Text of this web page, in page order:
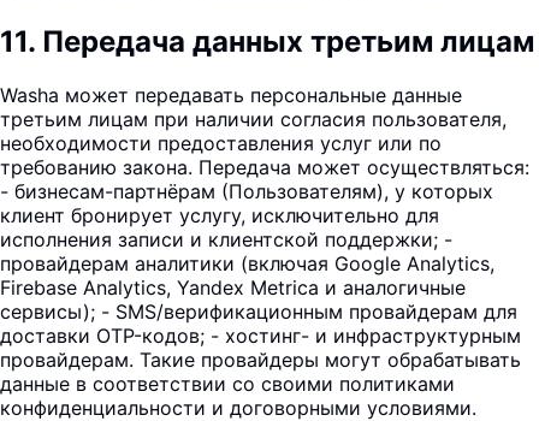
11. Передача данных третьим лицам
Washa может передавать персональные данные
третьим лицам при наличии согласия пользователя,
необходимости предоставления услуг или по
требованию закона. Передача может осуществляться:
- бизнесам-партнёрам (Пользователям), у которых
клиент бронирует услугу, исключительно для
исполнения записи и клиентской поддержки; -
провайдерам аналитики (включая Google Analytics,
Firebase Analytics, Yandex Metrica и аналогичные
сервисы); - SMS/верификационным провайдерам для
доставки OTP-кодов; - хостинг- и инфраструктурным
провайдерам. Такие провайдеры могут обрабатывать
данные в соответствии со своими политиками
конфиденциальности и договорными условиями.